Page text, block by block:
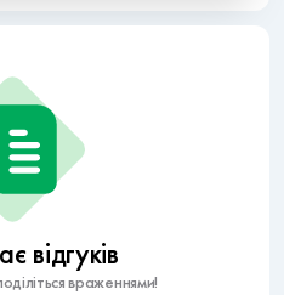
відгуків
враженнями!